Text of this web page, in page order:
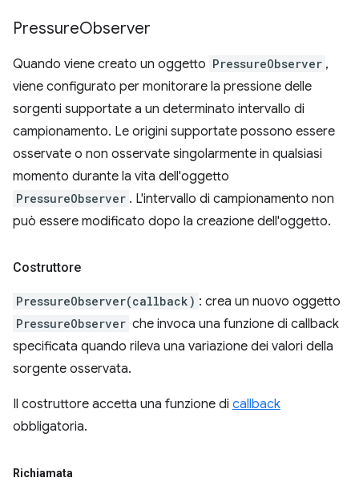
PressureObserver
Quando viene creato un oggetto PressureObserver ,
viene configurato per monitorare la pressione delle
sorgenti supportate a un determinato intervallo di
campionamento. Le origini supportate possono essere
osservate o non osservate singolarmente in qualsiasi
momento durante la vita dell'oggetto
PressureObserver . L'intervallo di campionamento non
può essere modificato dopo la creazione dell'oggetto.
Costruttore
PressureObserver(callback) : crea un nuovo oggetto
PressureObserver che invoca una funzione di callback
specificata quando rileva una variazione dei valori della
sorgente osservata.
Il costruttore accetta una funzione di callback
obbligatoria.
Richiamata